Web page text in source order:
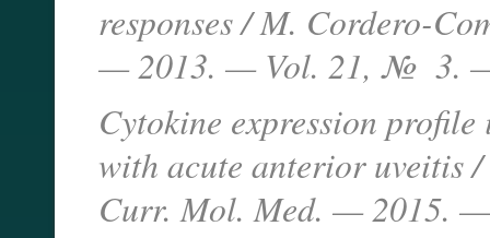
responses / M. Cordero-
— 2013. — Vol. 21, № 3.
Cytokine expression
with acute anterior uveitis
Curr. Mol. Med. — 2015.